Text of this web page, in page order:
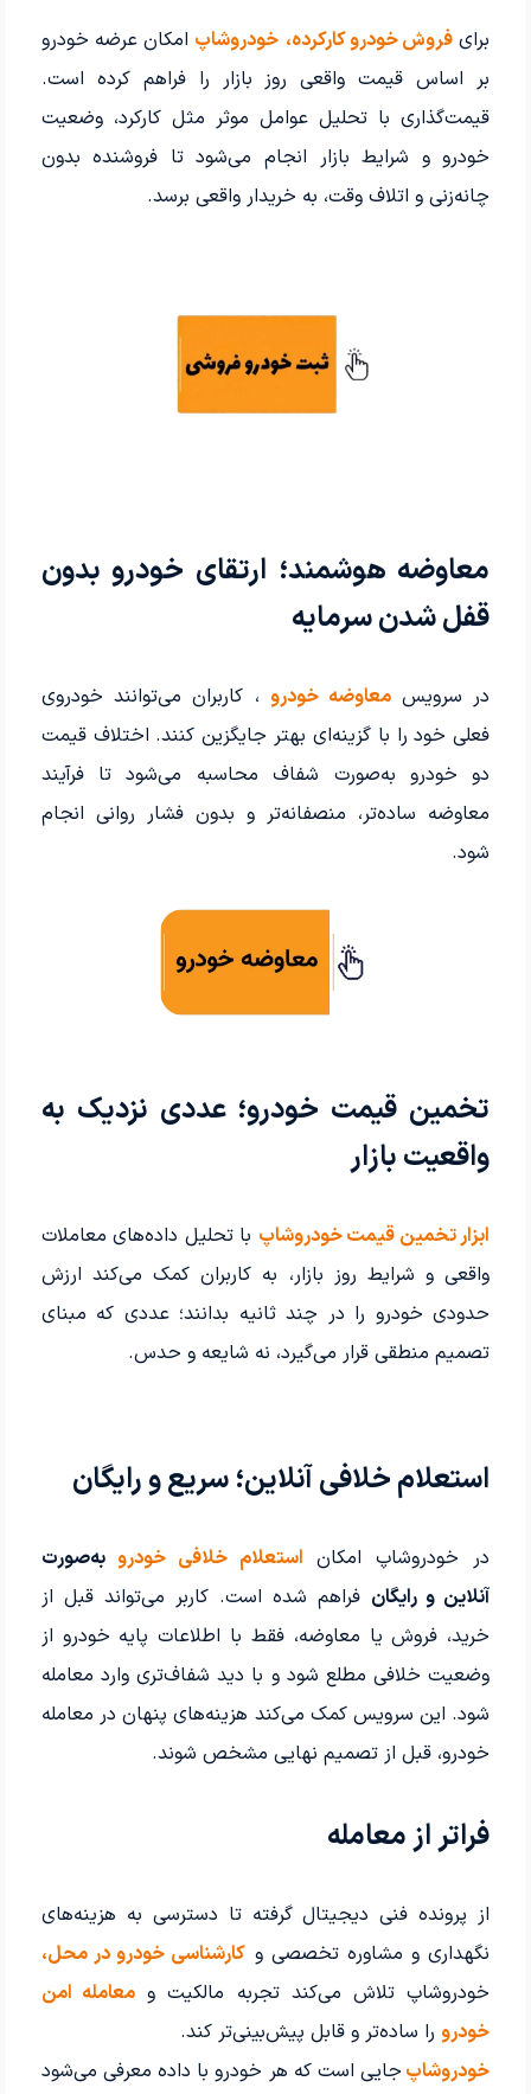
برای فروش خودرو کارکرده، خودروشاپ امکان عرضه خودرو
بر اساس قیمت واقعی روز بازار را فراهم کرده است.
قیمت‌گذاری با تحلیل عوامل موثر مثل کارکرد، وضعیت
خودرو و شرایط بازار انجام می‌شود تا فروشنده بدون
چانه‌زنی و اتلاف وقت، به خریدار واقعی برسد.
معاوضه هوشمند؛ ارتقای خودرو بدون
قفل شدن سرمایه
در سرویسمعاوضه خودرو، کاربران می‌توانند خودروی
فعلی خود را با گزینه‌ای بهتر جایگزین کنند. اختلاف قیمت
دو خودرو به‌صورت شفاف محاسبه می‌شود تا فرآیند
معاوضه ساده‌تر، منصفانه‌تر و بدون فشار روانی انجام
شود.
تخمین قیمت خودرو؛ عددی نزدیک به
واقعیت بازار
ابزار تخمین قیمت خودروشاپ با تحلیل داده‌های معاملات
واقعی و شرایط روز بازار، به کاربران کمک می‌کند ارزش
حدودی خودرو را در چند ثانیه بدانند؛ عددی که مبنای
تصمیم منطقی قرار می‌گیرد، نه شایعه و حدس.
استعلام خلافی آنلاین؛ سریع و رایگان
در خودروشاپ امکان استعلام خلافی خودروبه‌صورت
آنلاین و رایگان فراهم شده است. کاربر می‌تواند قبل از
خرید، فروش یا معاوضه، فقط با اطلاعات پایه خودرو از
وضعیت خلافی مطلع شود و با دید شفاف‌تری وارد معامله
شود. این سرویس کمک می‌کند هزینه‌های پنهان در معامله
خودرو، قبل از تصمیم نهایی مشخص شوند.
فراتر از معامله
از پرونده فنی دیجیتال گرفته تا دسترسی به هزینه‌های
نگهداری و مشاوره تخصصی و کارشناسی خودرو در محل،
خودروشاپ تلاش می‌کند تجربه مالکیت و معامله امن
خودرو را ساده‌تر و قابل پیش‌بینی‌تر کند.
خودروشاپ جایی است که هر خودرو با داده معرفی می‌شود